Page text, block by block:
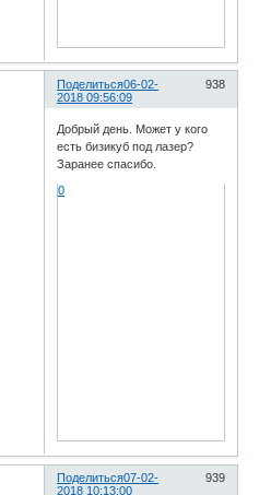
Поделиться 938
06-02-
2018 09:56:09
Добрый день. Может у кого
есть бизикуб под лазер?
Заранее спасибо.
0
Поделиться 939
07-02-
2018 10:13:00